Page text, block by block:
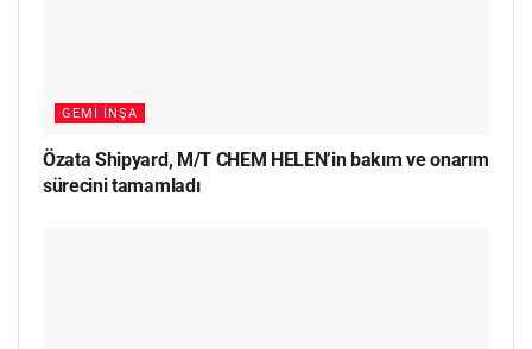
GEMI İNŞA
Özata Shipyard, M/T CHEM HELEN’in bakım ve onarım
sürecini tamamladı